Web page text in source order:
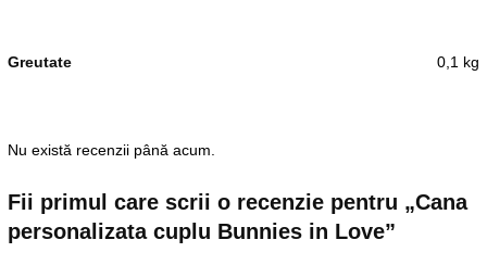
Greutate 0,1 kg
Nu există recenzii până acum.
Fii primul care scrii o recenzie pentru „Cana
personalizata cuplu Bunnies in Love”